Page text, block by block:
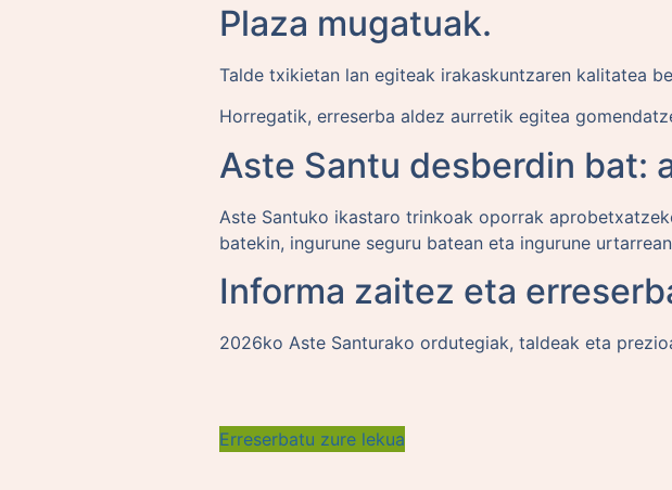
Plaza mugatuak.
Talde txikietan lan egiteak irakaskuntzaren kalitatea
Horregatik, erreserba aldez aurretik egitea
Aste Santu desberdin bat:
Aste Santuko ikastaro trinkoak oporrak
batekin, ingurune seguru batean eta ingurune
Informa zaitez eta
2026ko Aste Santurako ordutegiak, taldeak eta
Erreserbatu zure lekua